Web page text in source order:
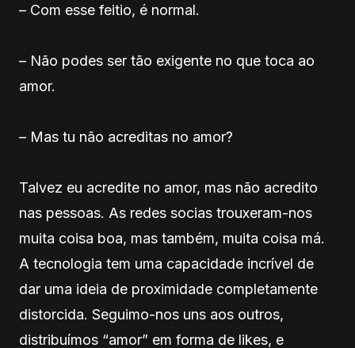
– Com esse feitio, é normal.
– Não podes ser tão exigente no que toca ao
amor.
– Mas tu não acreditas no amor?
Talvez eu acredite no amor, mas não acredito
nas pessoas. As redes socias trouxeram-nos
muita coisa boa, mas também, muita coisa má.
A tecnologia tem uma capacidade incrível de
dar uma ideia de proximidade completamente
distorcida. Seguimo-nos uns aos outros,
distribuímos “amor” em forma de likes, e